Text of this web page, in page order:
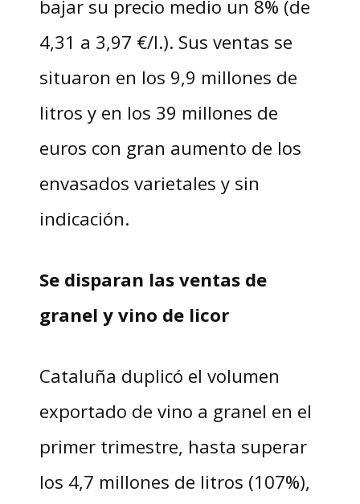
bajar su precio medio un 8% (de
4,31 a 3,97 €/l.). Sus ventas se
situaron en los 9,9 millones de
litros y en los 39 millones de
euros con gran aumento de los
envasados varietales y sin
indicación.
Se disparan las ventas de
granel y vino de licor
Cataluña duplicó el volumen
exportado de vino a granel en el
primer trimestre, hasta superar
los 4,7 millones de litros (107%),